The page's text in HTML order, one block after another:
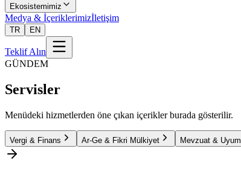
Ekosistemimiz
Medya & İçeriklerimizİletişim
TR EN
Teklif Alın
GÜNDEM
Servisler
Menüdeki hizmetlerden öne çıkan içerikler burada gösterilir.
Vergi & Finans Ar-Ge & Fikri Mülkiyet Mevzuat & Uyum